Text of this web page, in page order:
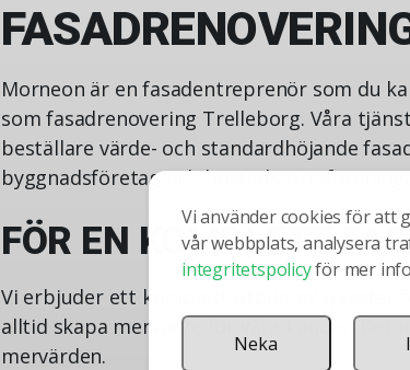
Morneon är en fasadentreprenör som du
som fasadrenovering Trelleborg. Våra
beställare värde- och standardhöjande
byggnadsföretag och
FÖR EN KOMPLETT
Vi erbjuder ett komplett utbud av tjänster
alltid skapa mervärde för våra kunder.
mervärden.
Vi använder cookies för att
vår webbplats, analysera
integritetspolicyför mer
Neka